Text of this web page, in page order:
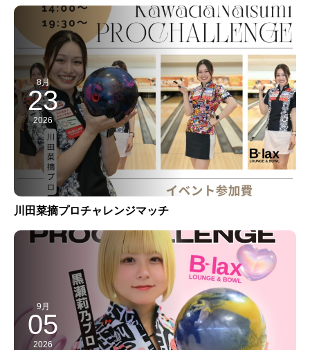
8月
23
2026
川田菜摘プロチャレンジマッチ
9月
05
2026